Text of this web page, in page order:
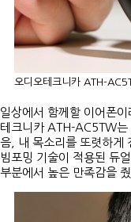
오디오테크니카 ATH-
일상에서 함께할 이어폰
테크니카 ATH-AC5TW
음, 내 목소리를 또렷하게
빔포밍 기술이 적용된 듀
부분에서 높은 만족감을 줬